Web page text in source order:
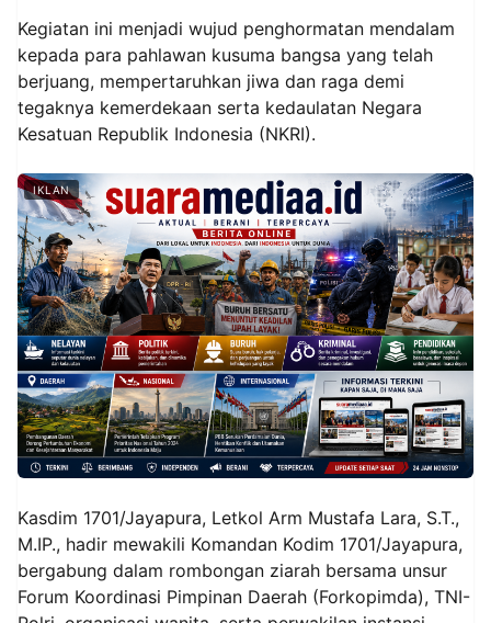
Kegiatan ini menjadi wujud penghormatan mendalam
kepada para pahlawan kusuma bangsa yang telah
berjuang, mempertaruhkan jiwa dan raga demi
tegaknya kemerdekaan serta kedaulatan Negara
Kesatuan Republik Indonesia (NKRI).
IKLAN
Kasdim 1701/Jayapura, Letkol Arm Mustafa Lara, S.T.,
M.IP., hadir mewakili Komandan Kodim 1701/Jayapura,
bergabung dalam rombongan ziarah bersama unsur
Forum Koordinasi Pimpinan Daerah (Forkopimda), TNI-